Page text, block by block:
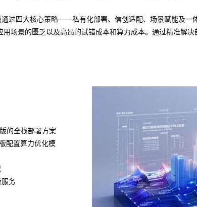
过四大核心策略——私有化部署、信创适配、场景赋能及一
场景的匮乏以及高昂的试错成本和算力成本。通过精准解
的全栈部署方案
配置算力优化模
服务